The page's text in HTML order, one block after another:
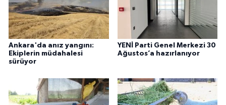
Ankara'da anız yangını:
Ekiplerin müdahalesi
sürüyor
YENİ Parti Genel Merkezi 30
Ağustos’a hazırlanıyor